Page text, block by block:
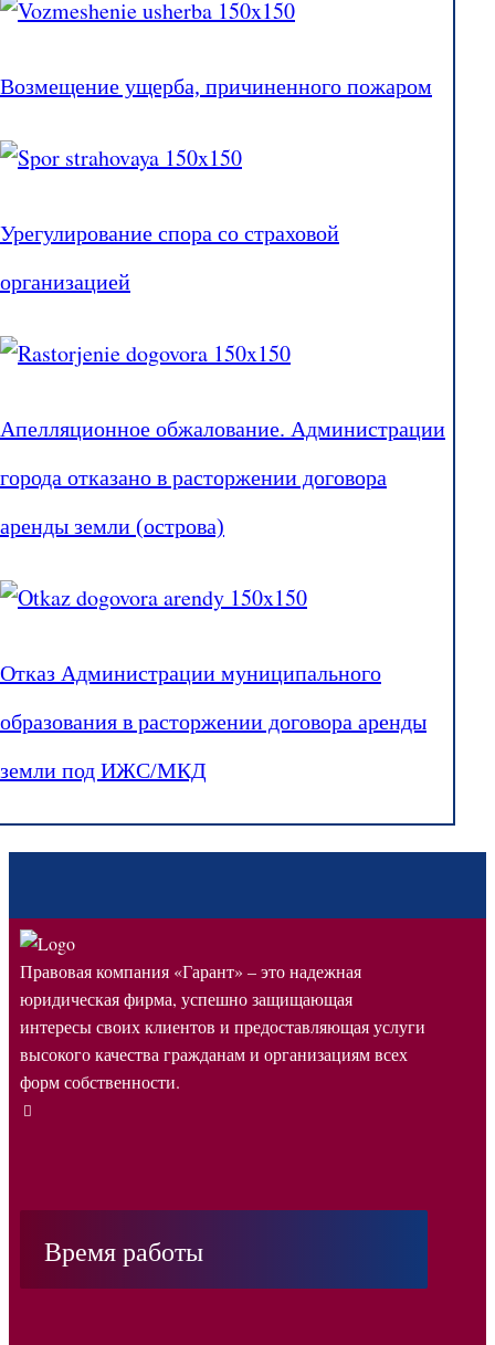
Возмещение ущерба, причиненного пожаром
Урегулирование спора со страховой
организацией
Апелляционное обжалование. Администрации
города отказано в расторжении договора
аренды земли (острова)
Отказ Администрации муниципального
образования в расторжении договора аренды
земли под ИЖС/МКД
Правовая компания «Гарант» – это надежная
юридическая фирма, успешно защищающая
интересы своих клиентов и предоставляющая услуги
высокого качества гражданам и организациям всех
форм собственности.
Время работы